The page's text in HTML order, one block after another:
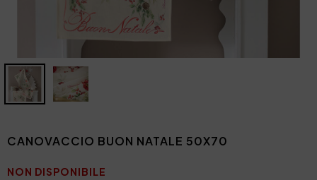
CANOVACCIO BUON NATALE 50X70
NON DISPONIBILE